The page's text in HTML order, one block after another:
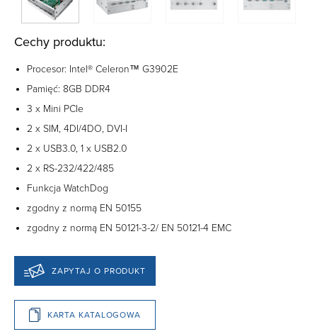
Cechy produktu:
Procesor: Intel® Celeron™ G3902E
Pamięć: 8GB DDR4
3 x Mini PCIe
2 x SIM, 4DI/4DO, DVI-I
2 x USB3.0, 1 x USB2.0
2 x RS-232/422/485
Funkcja WatchDog
zgodny z normą EN 50155
zgodny z normą EN 50121-3-2/ EN 50121-4 EMC
ZAPYTAJ O PRODUKT
KARTA KATALOGOWA